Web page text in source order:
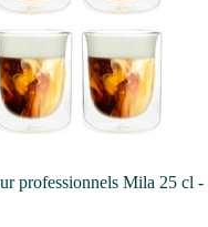
professionnels Mila 25 cl -